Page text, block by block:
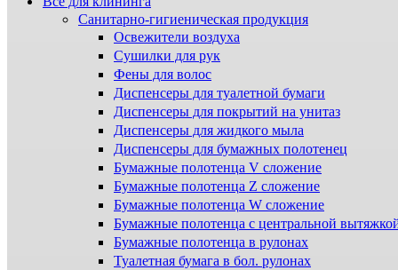
Санитарно-гигиеническая продукция
Освежители воздуха
Сушилки для рук
Фены для волос
Диспенсеры для туалетной бумаги
Диспенсеры для покрытий на унитаз
Диспенсеры для жидкого мыла
Диспенсеры для бумажных полотенец
Бумажные полотенца V сложение
Бумажные полотенца Z сложение
Бумажные полотенца W сложение
Бумажные полотенца с центральной
Бумажные полотенца в рулонах
Туалетная бумага в бол. рулонах